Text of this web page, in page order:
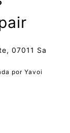
07011 Sa
por Yavoi